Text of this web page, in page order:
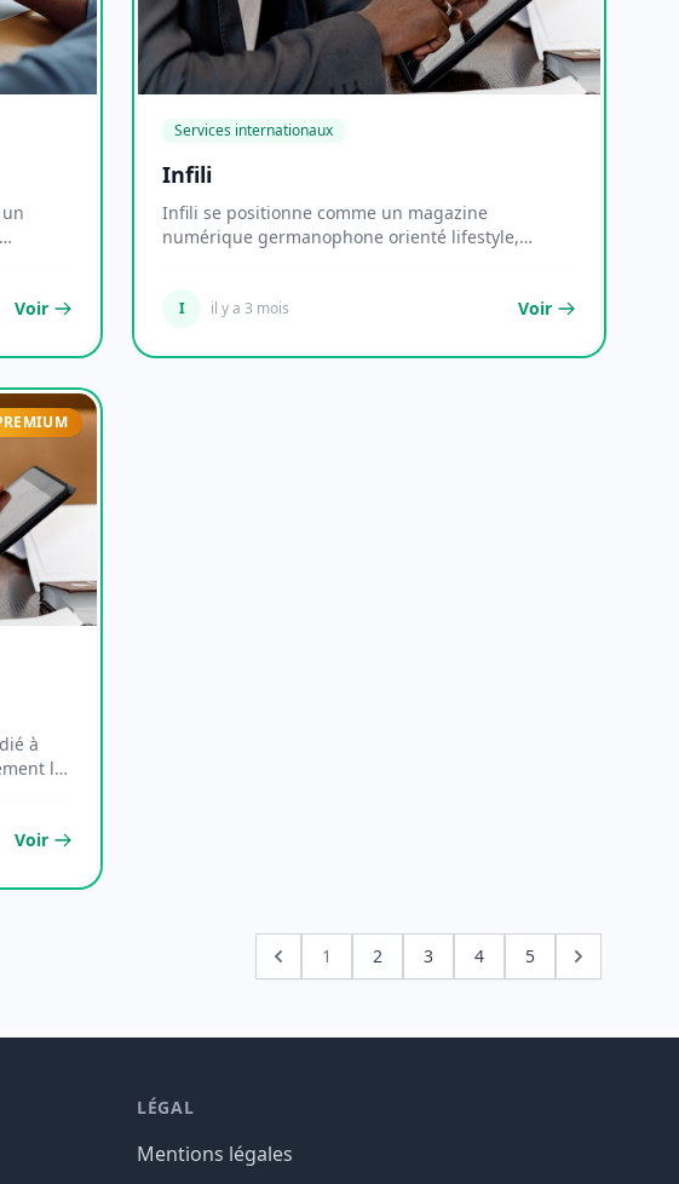
Voir
Services internationaux
Infili
Infili se positionne comme un magazine
numérique germanophone orienté lifestyle,
I il y a 3 mois Voir
à
le
Voir
1 2 3 4 5
LÉGAL
Mentions légales